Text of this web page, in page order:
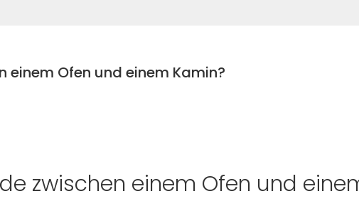
einem Ofen und einem Kamin?
zwischen einem Ofen und